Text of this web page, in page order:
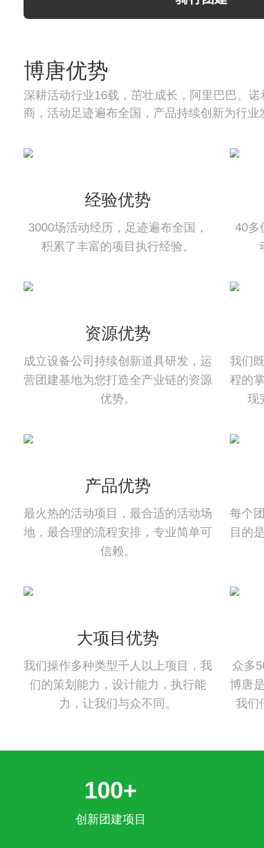
博唐优势
深耕活动行业16载，茁壮成长，阿里巴巴、
商，活动足迹遍布全国，产品持续创新为行业
经验优势
3000场活动经历，足迹遍布全国，
积累了丰富的项目执行经验。
40多
资源优势
成立设备公司持续创新道具研发，运
营团建基地为您打造全产业链的资源
优势。
我们
程的
现
产品优势
最火热的活动项目，最合适的活动场
地，最合理的流程安排，专业简单可
信赖。
每个
目的
大项目优势
我们操作多种类型千人以上项目，我
们的策划能力，设计能力，执行能
力，让我们与众不同。
众多
博唐
我们
100+
创新团建项目